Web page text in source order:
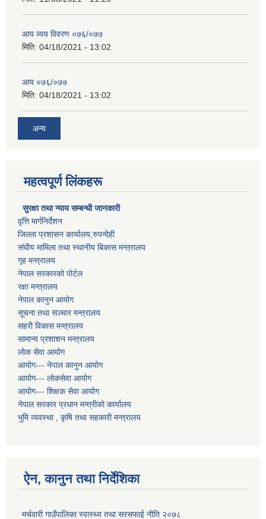
आय व्यय विवरण ०७६/०७७
मिति: 04/18/2021 - 13:02
आय ०७६/०७७
मिति: 04/18/2021 - 13:02
अन्य
महत्वपूर्ण लिंकहरू
सुरक्षा तथा न्याय सम्बन्धी जानकारी
वृत्ति मार्गनिर्देशन
जिल्ला प्रशासन कार्यालय,रुपन्देही
संघीय मामिला तथा स्थानीय बिकास मन्त्रालय
गृह मन्त्रालय
नेपाल सरकारको पोर्टल
रक्षा मन्त्रालय
नेपाल कानुन आयोग
सूचना तथा सञ्चार मन्त्रालय
सहरी विकास मन्त्रालय
सामान्य प्रशाशन मन्त्रालय
लोक सेवा आयोग
आयोग--- नेपाल कानुन आयोग
आयोग--- लोकसेवा आयोग
आयोग--- शिक्षक सेवा आयोग
नेपाल सरकार प्रधान मन्त्रीको कार्यालय
भुमि व्यवस्था , कृषि तथा सहकारी मन्त्रालय
ऐन, कानुन तथा निर्देशिका
मर्चवारी गाउँपालिका स्वास्थ्य तथा सरसफाई नीति २०७८